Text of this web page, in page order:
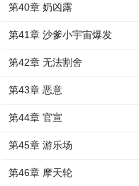
第40章 奶凶露
第41章 沙爹小宇宙爆发
第42章 无法割舍
第43章 恶意
第44章 官宣
第45章 游乐场
第46章 摩天轮